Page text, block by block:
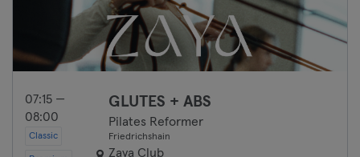
07:15 —
08:00
Classic
GLUTES + ABS
Pilates Reformer
Friedrichshain
Zaya Club